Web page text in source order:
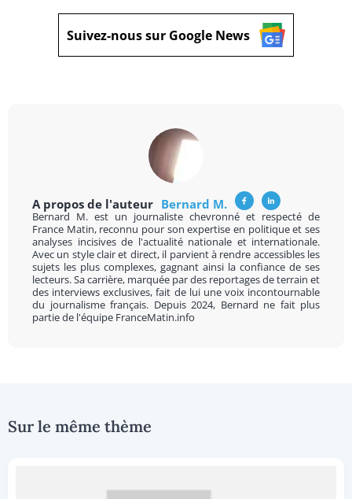
Suivez-nous sur Google News
A propos de l'auteur Bernard M.
Bernard M. est un journaliste chevronné et respecté de
France Matin, reconnu pour son expertise en politique et ses
analyses incisives de l'actualité nationale et internationale.
Avec un style clair et direct, il parvient à rendre accessibles les
sujets les plus complexes, gagnant ainsi la confiance de ses
lecteurs. Sa carrière, marquée par des reportages de terrain et
des interviews exclusives, fait de lui une voix incontournable
du journalisme français. Depuis 2024, Bernard ne fait plus
partie de l'équipe FranceMatin.info
Sur le même thème